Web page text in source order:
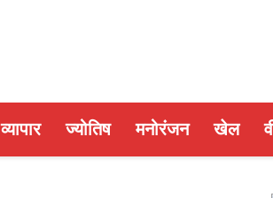
व्यापार ज्योतिष मनोरंजन खेल